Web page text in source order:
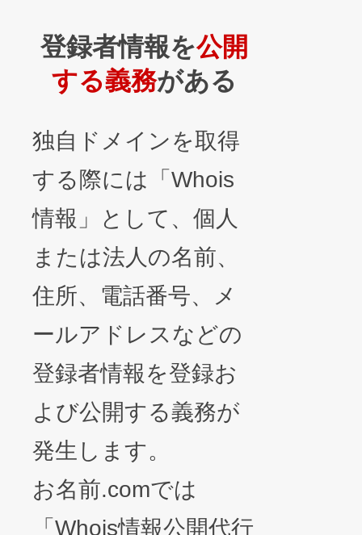
登録者情報を公開
する義務がある
独自ドメインを取得
する際には「Whois
情報」として、個人
または法人の名前、
住所、電話番号、メ
ールアドレスなどの
登録者情報を登録お
よび公開する義務が
発生します。
お名前.comでは
「Whois情報公開代行